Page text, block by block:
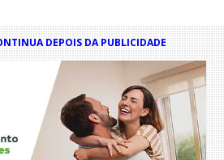
DEPOIS DA PUBLICIDADE